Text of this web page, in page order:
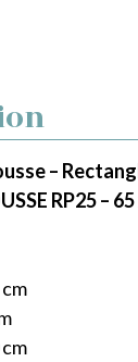
–
RP25 – 65